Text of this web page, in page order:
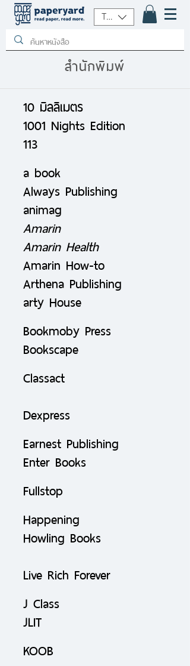
THB (฿)
สำนักพิมพ์
10 มิลลิเมตร
1001 Nights Edition
113
a book
Always Publishing
animag
Amarin
Amarin Health
Amarin How-to
Arthena Publishing
arty House
Bookmoby Press
Bookscape
Classact
Dexpress
Earnest Publishing
Enter Books
Fullstop
Happening
Howling Books
Live Rich Forever
J Class
JLIT
KOOB